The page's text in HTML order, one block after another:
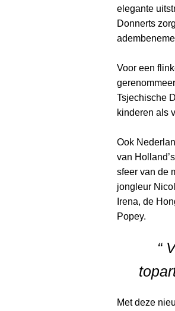
elegante
Donnerts
Voor een
Tsjechische
kinderen als
Ook
van
sfeer van de
jongleur
Irena, de
Popey.
“
Met deze